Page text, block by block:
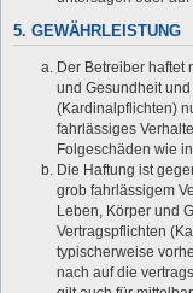
5. GEWÄHRLEISTUNG
Der Betreiber haftet
und Gesundheit
(Kardinalpflichten)
fahrlässiges
Folgeschäden wie
Die Haftung ist
grob fahrlässigem
Leben, Körper und
Vertragspflichten
typischerweise
nach auf die